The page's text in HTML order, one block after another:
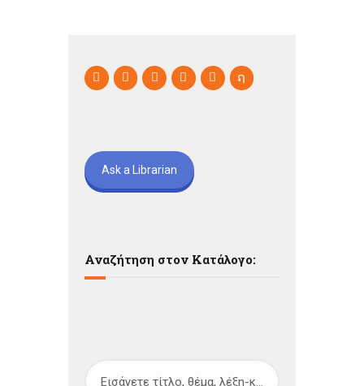
Ask a Librarian
Αναζήτηση στον Κατάλογο: